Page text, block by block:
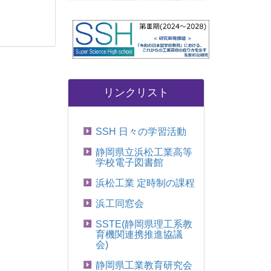
リンクリスト
SSH 日々の学習活動
静岡県立浜松工業高等
学校電子図書館
浜松工業 定時制の課程
浜工同窓会
SSTE(静岡県理工系教
育機関連携推進協議
会)
静岡県工業教育研究会